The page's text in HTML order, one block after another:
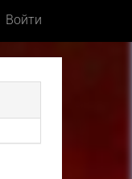
Войти